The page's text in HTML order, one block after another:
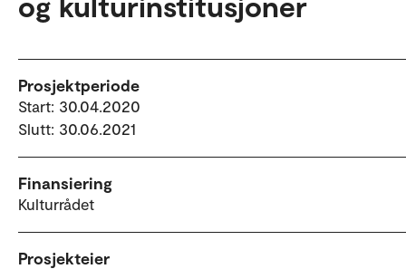
Prosjektperiode
Start: 30.04.2020
Slutt: 30.06.2021
Finansiering
Kulturrådet
Prosjekteier